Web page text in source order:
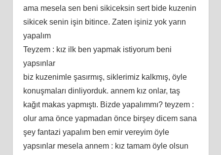
ama mesela sen beni sikiceksin sert bide kuzenin
sikicek senin işin bitince. Zaten işiniz yok yarın
yapalım
Teyzem : kız ilk ben yapmak istiyorum beni
yapsınlar
biz kuzenimle şasırmış, siklerimiz kalkmış, öyle
konuşmaları dinliyorduk. annem kız onlar, taş
kağıt makas yapmıştı. Bizde yapalımmı? teyzem :
olur ama önce yapmadan önce birşey dicem sana
şey fantazi yapalım ben emir vereyim öyle
yapsınlar mesela annem : kız tamam öyle olsun